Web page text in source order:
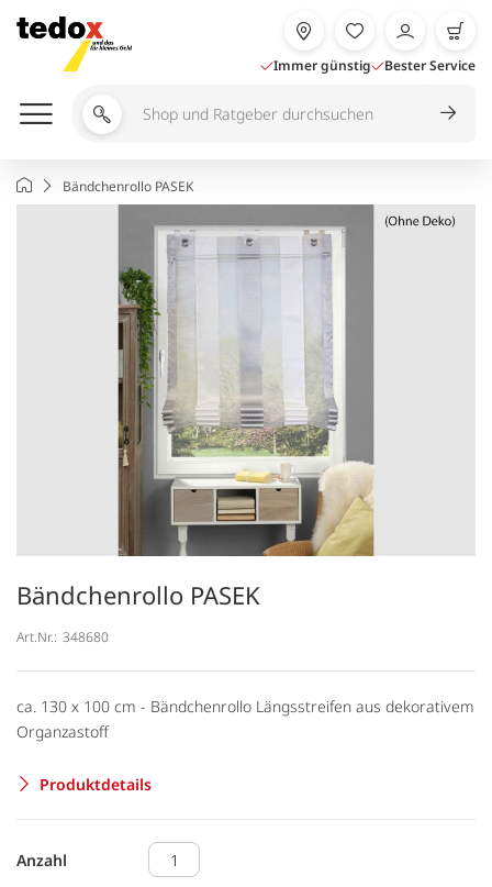
Inhalt
springen
Immer günstig Bester Service
Shop
durchsuchen
StartseiteBändchenrollo PASEK
Bändchenrollo PASEK
Art.Nr.: 348680
ca. 130 x 100 cm - Bändchenrollo Längsstreifen aus dekorativem
Organzastoff
Produktdetails
Anzahl